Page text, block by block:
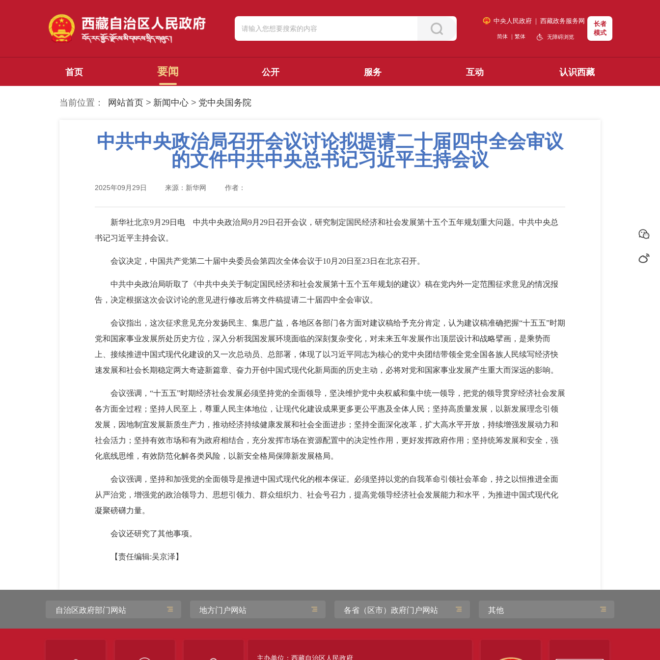
中央人民政府 ｜ 西藏政务服务网
简体｜ 繁体 无障碍浏览
长者
模式
首页 要闻 公开 服务 互动 认识西藏
当前位置： 网站首页 > 新闻中心 > 党中央国务院
中共中央政治局召开会议讨论拟提请二十届四中全会审议
的文件中共中央总书记习近平主持会议
2025年09月29日 来源：新华网 作者：
新华社北京9月29日电 中共中央政治局9月29日召开会议，研究制定国民经济和社会发展第十五个五年规划重大问题。中共中央总
书记习近平主持会议。
会议决定，中国共产党第二十届中央委员会第四次全体会议于10月20日至23日在北京召开。
中共中央政治局听取了《中共中央关于制定国民经济和社会发展第十五个五年规划的建议》稿在党内外一定范围征求意见的情况报
告，决定根据这次会议讨论的意见进行修改后将文件稿提请二十届四中全会审议。
会议指出，这次征求意见充分发扬民主、集思广益，各地区各部门各方面对建议稿给予充分肯定，认为建议稿准确把握“十五五”时期
党和国家事业发展所处历史方位，深入分析我国发展环境面临的深刻复杂变化，对未来五年发展作出顶层设计和战略擘画，是乘势而
上、接续推进中国式现代化建设的又一次总动员、总部署，体现了以习近平同志为核心的党中央团结带领全党全国各族人民续写经济快
速发展和社会长期稳定两大奇迹新篇章、奋力开创中国式现代化新局面的历史主动，必将对党和国家事业发展产生重大而深远的影响。
会议强调，“十五五”时期经济社会发展必须坚持党的全面领导，坚决维护党中央权威和集中统一领导，把党的领导贯穿经济社会发展
各方面全过程；坚持人民至上，尊重人民主体地位，让现代化建设成果更多更公平惠及全体人民；坚持高质量发展，以新发展理念引领
发展，因地制宜发展新质生产力，推动经济持续健康发展和社会全面进步；坚持全面深化改革，扩大高水平开放，持续增强发展动力和
社会活力；坚持有效市场和有为政府相结合，充分发挥市场在资源配置中的决定性作用，更好发挥政府作用；坚持统筹发展和安全，强
化底线思维，有效防范化解各类风险，以新安全格局保障新发展格局。
会议强调，坚持和加强党的全面领导是推进中国式现代化的根本保证。必须坚持以党的自我革命引领社会革命，持之以恒推进全面
从严治党，增强党的政治领导力、思想引领力、群众组织力、社会号召力，提高党领导经济社会发展能力和水平，为推进中国式现代化
凝聚磅礴力量。
会议还研究了其他事项。
【责任编辑:吴京泽】
自治区政府部门网站 地方门户网站 各省（区市）政府门户网站 其他
主办单位：西藏自治区人民政府